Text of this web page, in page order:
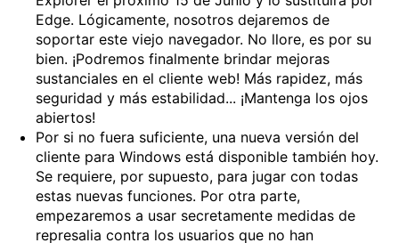
Edge. Lógicamente, nosotros dejaremos de
soportar este viejo navegador. No llore, es por su
bien. ¡Podremos finalmente brindar mejoras
sustanciales en el cliente web! Más rapidez, más
seguridad y más estabilidad... ¡Mantenga los ojos
abiertos!
Por si no fuera suficiente, una nueva versión del
cliente para Windows está disponible también hoy.
Se requiere, por supuesto, para jugar con todas
estas nuevas funciones. Por otra parte,
empezaremos a usar secretamente medidas de
represalia contra los usuarios que no han